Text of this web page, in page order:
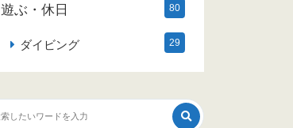
遊ぶ・休日 80
ダイビング 29